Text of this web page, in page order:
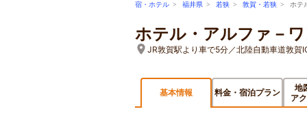
宿・ホテル > 福井県 > 若狭 > 敦賀・若狭 > ホテ
ホテル・アルファ－
JR敦賀駅より車で5分／北陸自動車道敦
基本情報 料金・宿泊プラン
地
ア